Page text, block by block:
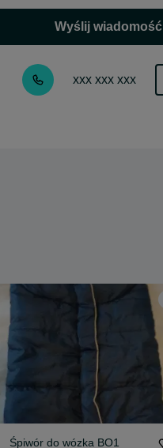
Wyślij wiadomość
xxx xxx xxx
Śpiwór do wózka BO1